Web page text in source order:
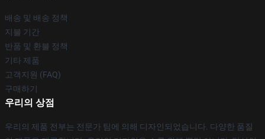
배송 및 배송 정책
지불 기간
반품 및 환불 정책
기타 제품
고객지원 (FAQ)
구매하기
우리의 상점
우리의 제품 전부는 전문가 팀에 의해 디자인되었습니다. 다양한 품질